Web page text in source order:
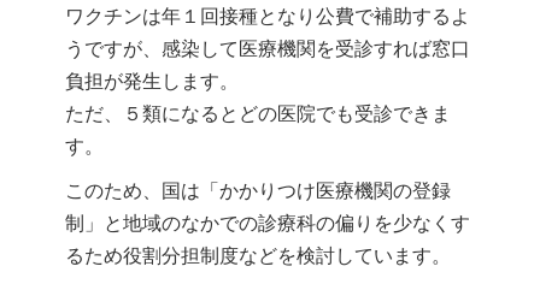
ワクチンは年１回接種となり公費で補助するよ
うですが、感染して医療機関を受診すれば窓口
負担が発生します。
ただ、５類になるとどの医院でも受診できま
す。
このため、国は「かかりつけ医療機関の登録
制」と地域のなかでの診療科の偏りを少なくす
るため役割分担制度などを検討しています。